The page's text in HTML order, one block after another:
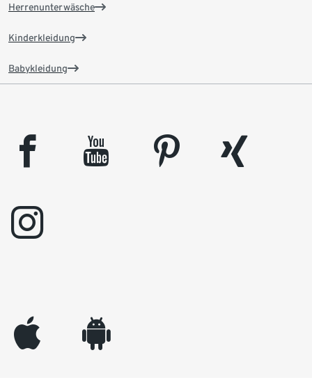
Herrenunterwäsche
Kinderkleidung
Babykleidung
facebook youtube pinterest
xing
instagram
appleinc android